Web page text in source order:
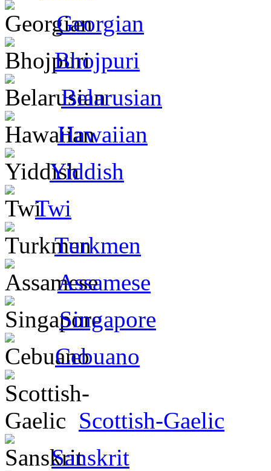
Georgian
Bhojpuri
Belarusian
Hawaiian
Yiddish
Twi
Turkmen
Assamese
Singapore
Cebuano
Scottish-Gaelic
Sanskrit